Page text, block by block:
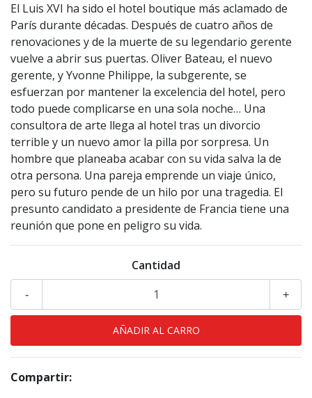
El Luis XVI ha sido el hotel boutique más aclamado de
París durante décadas. Después de cuatro años de
renovaciones y de la muerte de su legendario gerente
vuelve a abrir sus puertas. Oliver Bateau, el nuevo
gerente, y Yvonne Philippe, la subgerente, se
esfuerzan por mantener la excelencia del hotel, pero
todo puede complicarse en una sola noche… Una
consultora de arte llega al hotel tras un divorcio
terrible y un nuevo amor la pilla por sorpresa. Un
hombre que planeaba acabar con su vida salva la de
otra persona. Una pareja emprende un viaje único,
pero su futuro pende de un hilo por una tragedia. El
presunto candidato a presidente de Francia tiene una
reunión que pone en peligro su vida.
Cantidad
+
-
Compartir: